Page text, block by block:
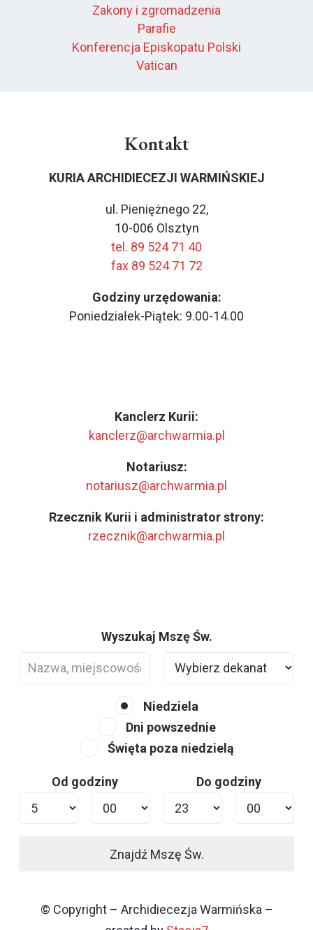
Zakony i zgromadzenia
Parafie
Konferencja Episkopatu Polski
Vatican
Kontakt
KURIA ARCHIDIECEZJI WARMIŃSKIEJ
ul. Pieniężnego 22,
10-006 Olsztyn
tel. 89 524 71 40
fax 89 524 71 72
Godziny urzędowania:
Poniedziałek-Piątek: 9.00-14.00
Kanclerz Kurii:
kanclerz@archwarmia.pl
Notariusz:
notariusz@archwarmia.pl
Rzecznik Kurii i administrator strony:
rzecznik@archwarmia.pl
Wyszukaj Mszę Św.
Niedziela
Dni powszednie
Święta poza niedzielą
Od godziny Do godziny
Znajdź Mszę Św.
© Copyright – Archidiecezja Warmińska –